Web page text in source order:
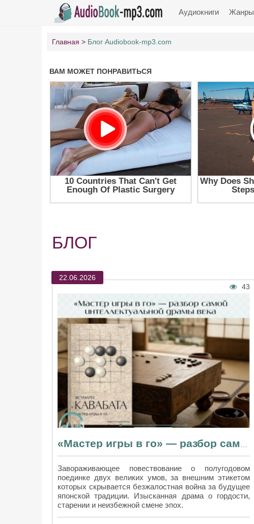
Аудиокниги Жанры
Главная Блог Audiobook-mp3.com
БЛОГ
22.06.2026
43
Завораживающее повествование о полугодовом
поединке двух великих умов, за внешним этикетом
которых скрывается безжалостная война за будущее
японской традиции. Изысканная драма о гордости,
старении и неизбежной смене эпох.